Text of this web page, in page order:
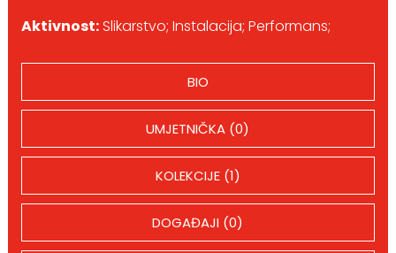
Aktivnost:Slikarstvo; Instalacija; Performans;
BIO
UMJETNIČKA (0)
KOLEKCIJE (1)
DOGAĐAJI (0)